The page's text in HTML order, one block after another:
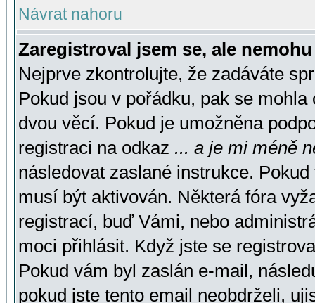
Návrat nahoru
Zaregistroval jsem se, ale
Nejprve zkontrolujte, že zadáváte
Pokud jsou v pořádku, pak se
dvou věcí. Pokud je umožněna
registraci na odkaz ... a je mi méně
následovat zaslané instrukce.
musí být aktivován. Některá fóra
registrací, buď Vámi, nebo
moci přihlásit. Když jste se
Pokud vám byl zaslán e-mail,
pokud jste tento email neobdrželi,